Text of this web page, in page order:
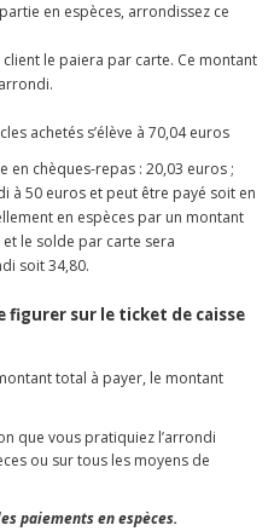
en espèces, arrondissez ce
le paiera par carte. Ce montant
achetés s’élève à 70,04 euros
chèques-repas : 20,03 euros ;
à 50 euros et peut être payé soit en
en espèces par un montant
le solde par carte sera
soit 34,80.
sur le ticket de caisse
total à payer, le montant
que vous pratiquiez l’arrondi
ou sur tous les moyens de
paiements en espèces.